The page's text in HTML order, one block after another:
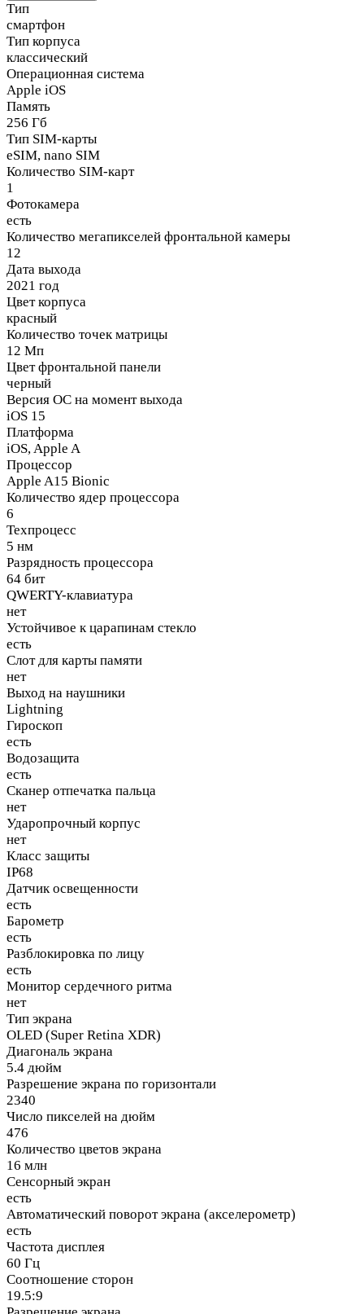
Тип
смартфон
Тип корпуса
классический
Операционная система
Apple iOS
Память
256 Гб
Тип SIM-карты
eSIM, nano SIM
Количество SIM-карт
1
Фотокамера
есть
Количество мегапикселей фронтальной камеры
12
Дата выхода
2021 год
Цвет корпуса
красный
Количество точек матрицы
12 Мп
Цвет фронтальной панели
черный
Версия ОС на момент выхода
iOS 15
Платформа
iOS, Apple A
Процессор
Apple A15 Bionic
Количество ядер процессора
6
Техпроцесс
5 нм
Разрядность процессора
64 бит
QWERTY-клавиатура
нет
Устойчивое к царапинам стекло
есть
Слот для карты памяти
нет
Выход на наушники
Lightning
Гироскоп
есть
Водозащита
есть
Сканер отпечатка пальца
нет
Ударопрочный корпус
нет
Класс защиты
IP68
Датчик освещенности
есть
Барометр
есть
Разблокировка по лицу
есть
Монитор сердечного ритма
нет
Тип экрана
OLED (Super Retina XDR)
Диагональ экрана
5.4 дюйм
Разрешение экрана по горизонтали
2340
Число пикселей на дюйм
476
Количество цветов экрана
16 млн
Сенсорный экран
есть
Автоматический поворот экрана (акселерометр)
есть
Частота дисплея
60 Гц
Соотношение сторон
19.5:9